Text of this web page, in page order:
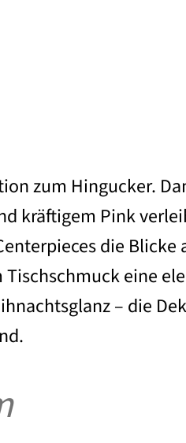
zum Hingucker.
kräftigem Pink
die Blicke
eine
– die